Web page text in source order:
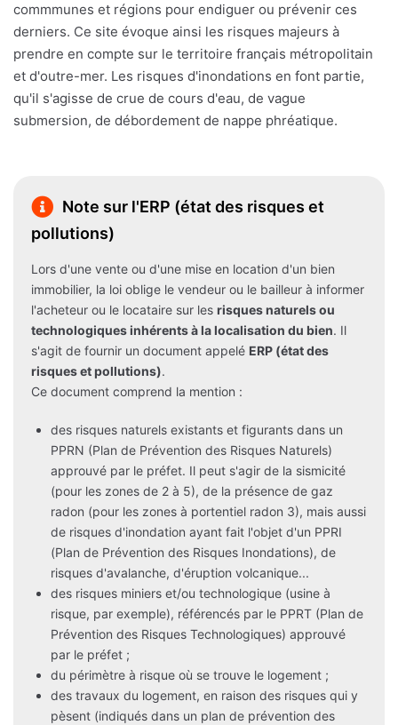
commmunes et régions pour endiguer ou prévenir ces
derniers. Ce site évoque ainsi les risques majeurs à
prendre en compte sur le territoire français métropolitain
et d'outre-mer. Les risques d'inondations en font partie,
qu'il s'agisse de crue de cours d'eau, de vague
submersion, de débordement de nappe phréatique.
Note sur l'ERP (état des risques et
pollutions)
Lors d'une vente ou d'une mise en location d'un bien
immobilier, la loi oblige le vendeur ou le bailleur à informer
l'acheteur ou le locataire sur les risques naturels ou
technologiques inhérents à la localisation du bien. Il
s'agit de fournir un document appelé ERP (état des
risques et pollutions).
Ce document comprend la mention :
des risques naturels existants et figurants dans un
PPRN (Plan de Prévention des Risques Naturels)
approuvé par le préfet. Il peut s'agir de la sismicité
(pour les zones de 2 à 5), de la présence de gaz
radon (pour les zones à portentiel radon 3), mais aussi
de risques d'inondation ayant fait l'objet d'un PPRI
(Plan de Prévention des Risques Inondations), de
risques d'avalanche, d'éruption volcanique...
des risques miniers et/ou technologique (usine à
risque, par exemple), référencés par le PPRT (Plan de
Prévention des Risques Technologiques) approuvé
par le préfet ;
du périmètre à risque où se trouve le logement ;
des travaux du logement, en raison des risques qui y
pèsent (indiqués dans un plan de prévention des